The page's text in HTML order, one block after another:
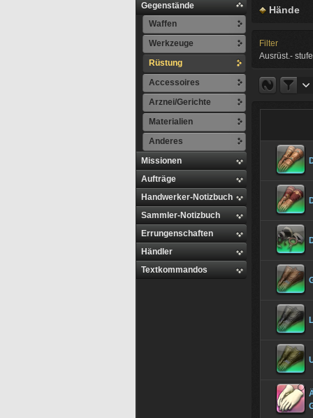
Gegenstände
Waffen
Werkzeuge
Rüstung
Accessoires
Arznei/Gerichte
Materialien
Anderes
Missionen
Aufträge
Handwerker-Notizbuch
Sammler-Notizbuch
Errungenschaften
Händler
Textkommandos
Hände
Filter
Ausrüst.-